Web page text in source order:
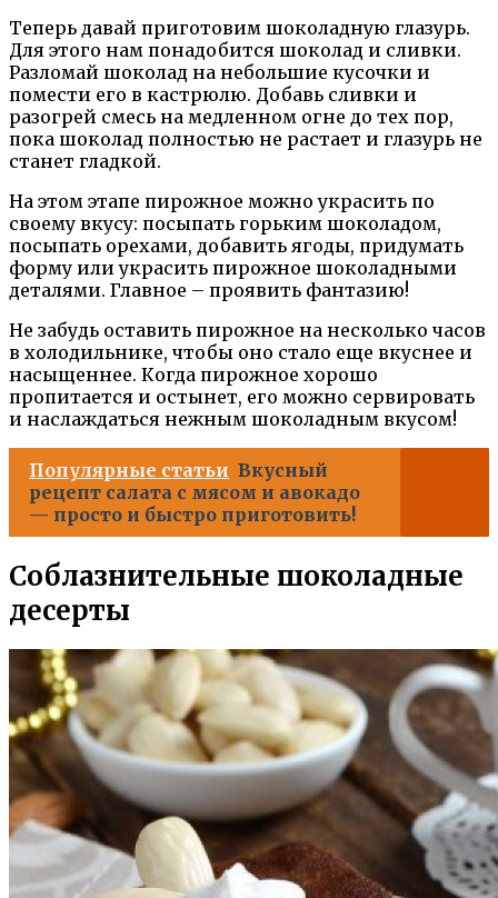
Теперь давай приготовим шоколадную глазурь.
Для этого нам понадобится шоколад и сливки.
Разломай шоколад на небольшие кусочки и
помести его в кастрюлю. Добавь сливки и
разогрей смесь на медленном огне до тех пор,
пока шоколад полностью не растает и глазурь не
станет гладкой.
На этом этапе пирожное можно украсить по
своему вкусу: посыпать горьким шоколадом,
посыпать орехами, добавить ягоды, придумать
форму или украсить пирожное шоколадными
деталями. Главное – проявить фантазию!
Не забудь оставить пирожное на несколько часов
в холодильнике, чтобы оно стало еще вкуснее и
насыщеннее. Когда пирожное хорошо
пропитается и остынет, его можно сервировать
и наслаждаться нежным шоколадным вкусом!
Популярные статьи Вкусный
рецепт салата с мясом и авокадо
— просто и быстро приготовить!
Соблазнительные шоколадные
десерты